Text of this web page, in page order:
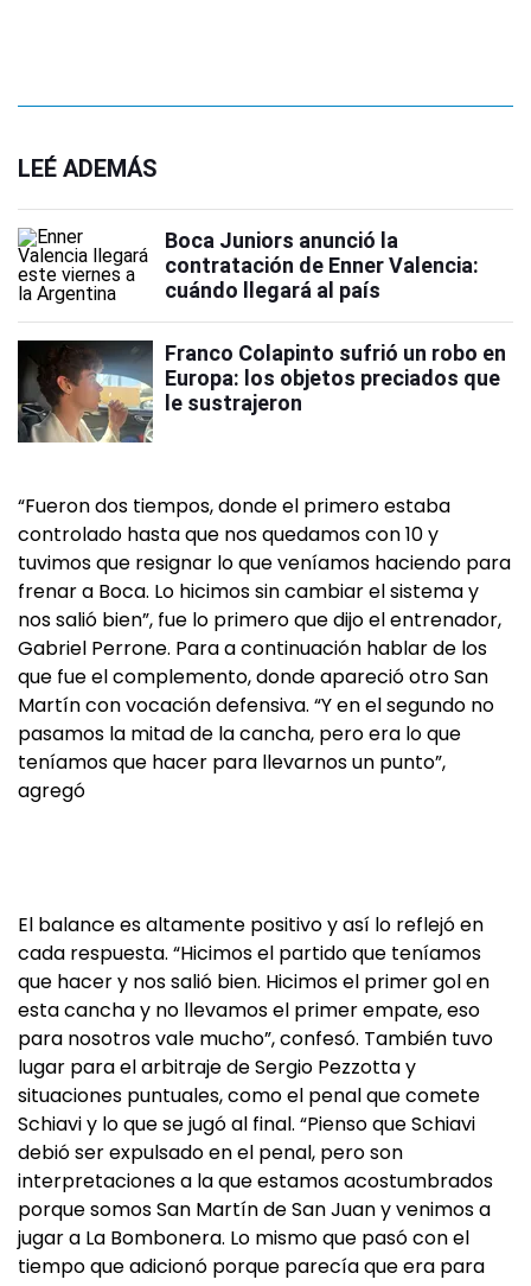
LEÉ ADEMÁS
Boca Juniors anunció la
contratación de Enner Valencia:
cuándo llegará al país
Franco Colapinto sufrió un robo en
Europa: los objetos preciados que
le sustrajeron
“Fueron dos tiempos, donde el primero estaba
controlado hasta que nos quedamos con 10 y
tuvimos que resignar lo que veníamos haciendo para
frenar a Boca. Lo hicimos sin cambiar el sistema y
nos salió bien”, fue lo primero que dijo el entrenador,
Gabriel Perrone. Para a continuación hablar de los
que fue el complemento, donde apareció otro San
Martín con vocación defensiva. “Y en el segundo no
pasamos la mitad de la cancha, pero era lo que
teníamos que hacer para llevarnos un punto”,
agregó
El balance es altamente positivo y así lo reflejó en
cada respuesta. “Hicimos el partido que teníamos
que hacer y nos salió bien. Hicimos el primer gol en
esta cancha y no llevamos el primer empate, eso
para nosotros vale mucho”, confesó. También tuvo
lugar para el arbitraje de Sergio Pezzotta y
situaciones puntuales, como el penal que comete
Schiavi y lo que se jugó al final. “Pienso que Schiavi
debió ser expulsado en el penal, pero son
interpretaciones a la que estamos acostumbrados
porque somos San Martín de San Juan y venimos a
jugar a La Bombonera. Lo mismo que pasó con el
tiempo que adicionó porque parecía que era para